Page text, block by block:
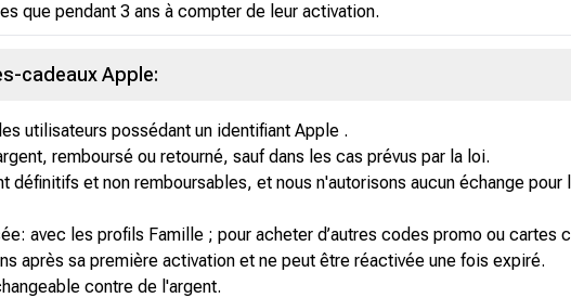
que pendant 3 ans à compter de leur activation.
cadeaux Apple:
utilisateurs possédant un identifiant Apple .
remboursé ou retourné, sauf dans les cas prévus par la loi.
et non remboursables, et nous n'autorisons aucun échange pour
avec les profils Famille ; pour acheter d’autres codes promo ou cartes
après sa première activation et ne peut être réactivée une fois expiré.
contre de l'argent.